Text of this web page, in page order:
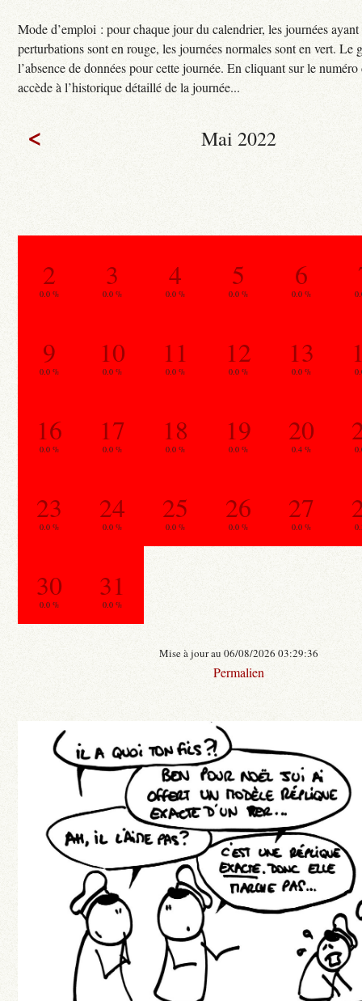
Mode d’emploi : pour chaque jour du calendrier, les journées
perturbations sont en rouge, les journées normales sont en vert. Le
l’absence de données pour cette journée. En cliquant sur le
accède à l’historique détaillé de la journée...
< Mai 2022
2
0.0 %
3
0.0 %
4
0.0 %
5
0.0 %
6
0.0 %
9
0.0 %
10
0.0 %
11
0.0 %
12
0.0 %
13
0.0 %
16
0.0 %
17
0.0 %
18
0.0 %
19
0.0 %
20
0.4 %
23
0.0 %
24
0.0 %
25
0.0 %
26
0.0 %
27
0.0 %
30
0.0 %
31
0.0 %
Mise à jour au 06/08/2026 03:29:36
Permalien